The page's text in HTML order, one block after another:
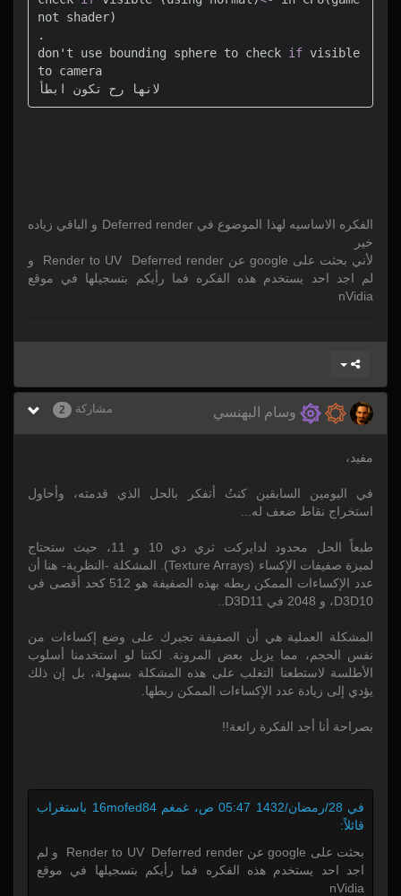
not shader)
.
don't use bounding sphere to check if visible
to camera
الفكره الاساسيه لهذا الموضوع في Deferred render و الباقي زياده
خير
لأني بحثت على google عن Render to UV Deferred render و
لم اجد احد يستخدم هذه الفكره فما رأيكم بتسجيلها في موقع
nVidia
وسام البهنسي مشاركة 2
مفيد،
في اليومين السابقين كنتُ أتفكر بالحل الذي قدمته، وأحاول
استخراج نقاط ضعف له...
طبعاً الحل محدود لدايركت ثري دي 10 و 11، حيث ستحتاج
لميزة صفيفات الإكساء (Texture Arrays). المشكلة -النظرية- هنا أن
عدد الإكساءات الممكن ربطه بهذه الصفيفة هو 512 كحد أقصى في
D3D10، و 2048 في D3D11..
المشكلة العملية هي أن الصفيفة تجبرك على وضع إكساءات من
نفس الحجم، مما يزيل بعض المرونة. لكننا لو استخدمنا أسلوب
الأطلسة لاستطعنا التغلب على هذه المشكلة بسهولة، بل إن ذلك
يؤدي إلى زيادة عدد الإكساءات الممكن ربطها.
بصراحة أنا أجد الفكرة رائعة!!
في 28/رمضان/1432 05:47 ص، غمغم 16mofed84 باستغراب
قائلاً:
بحثت على google عن Render to UV Deferred render و لم
اجد احد يستخدم هذه الفكره فما رأيكم بتسجيلها في موقع
nVidia